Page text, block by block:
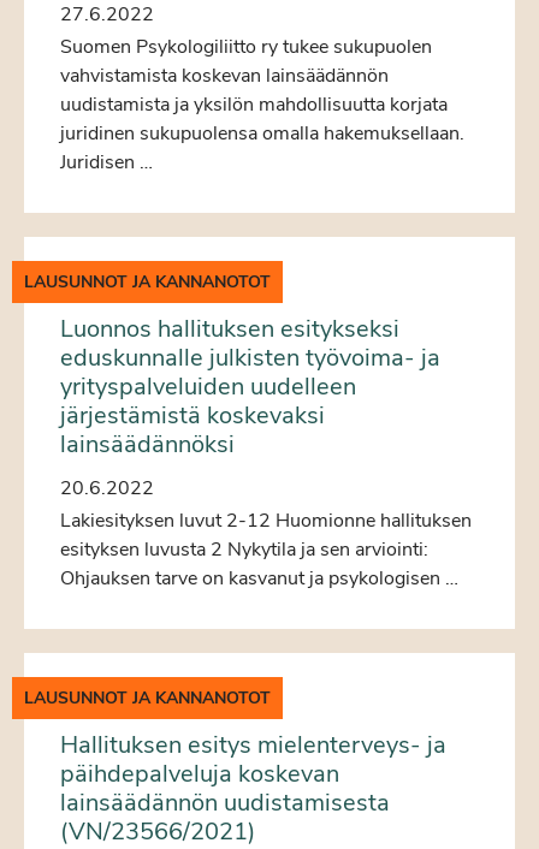
27.6.2022
Suomen Psykologiliitto ry tukee sukupuolen
vahvistamista koskevan lainsäädännön
uudistamista ja yksilön mahdollisuutta korjata
juridinen sukupuolensa omalla hakemuksellaan.
Juridisen …
LAUSUNNOT JA KANNANOTOT
Luonnos hallituksen esitykseksi
eduskunnalle julkisten työvoima- ja
yrityspalveluiden uudelleen
järjestämistä koskevaksi
lainsäädännöksi
20.6.2022
Lakiesityksen luvut 2-12 Huomionne hallituksen
esityksen luvusta 2 Nykytila ja sen arviointi:
Ohjauksen tarve on kasvanut ja psykologisen …
LAUSUNNOT JA KANNANOTOT
Hallituksen esitys mielenterveys- ja
päihdepalveluja koskevan
lainsäädännön uudistamisesta
(VN/23566/2021)